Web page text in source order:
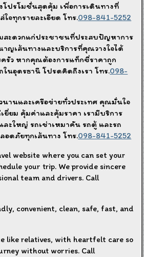
งโปรโมชั่นสุดคุ้ม เพื่อการเดินทางที่
ใจทุกรายละเอียด โทร.098-841-5252
สะดวกแก่ประชาชนที่ประสบปัญหาการ
ญเส้นทางและบริการที่คุณวางใจได้
รัว หากคุณต้องการแท็กซี่ราคาถูก
ในอุดรธานี โปรดคิดถึงเรา โทร.098-
านและเครือข่ายทั่วประเทศ คุณมั่นใจ
ยี่ยม คุ้มค่าและคุ้มราคา เรามีบริการ
ะใหญ่ รถเช่าเหมาคัน รถตู้ และรถ
อดภัยทุกเส้นทาง โทร.098-841-5252
website where you can set your
your trip. We provide sincere
team and drivers. Call
convenient, clean, safe, fast, and
like relatives, with heartfelt care so
without worries. Call